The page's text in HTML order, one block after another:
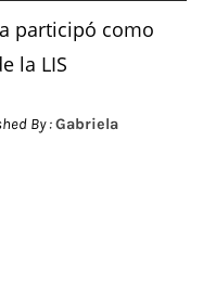
participó como
la LIS
By :Gabriela